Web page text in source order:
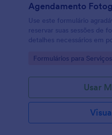
Agendamento
Use este formulário
reservar suas sessões de
detalhes necessários em
Go to Category:
Formulários para
Usar